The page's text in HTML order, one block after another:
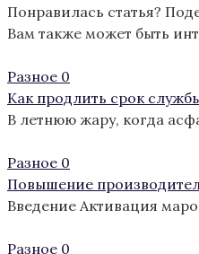
Понравилась статья?
Вам также может быть
Разное 0
Как продлить срок
В летнюю жару, когда
Разное 0
Повышение
Введение Активация
Разное 0